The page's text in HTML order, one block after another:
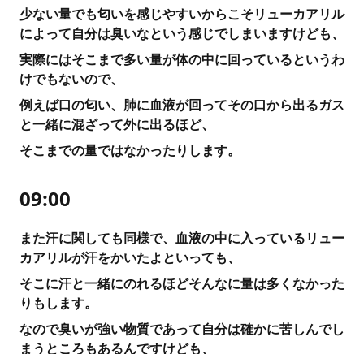
少ない量でも匂いを感じやすいからこそリューカアリル
によって自分は臭いなという感じでしまいますけども、
実際にはそこまで多い量が体の中に回っているというわ
けでもないので、
例えば口の匂い、肺に血液が回ってその口から出るガス
と一緒に混ざって外に出るほど、
そこまでの量ではなかったりします。
09:00
また汗に関しても同様で、血液の中に入っているリュー
カアリルが汗をかいたよといっても、
そこに汗と一緒にのれるほどそんなに量は多くなかった
りもします。
なので臭いが強い物質であって自分は確かに苦しんでし
まうところもあるんですけども、